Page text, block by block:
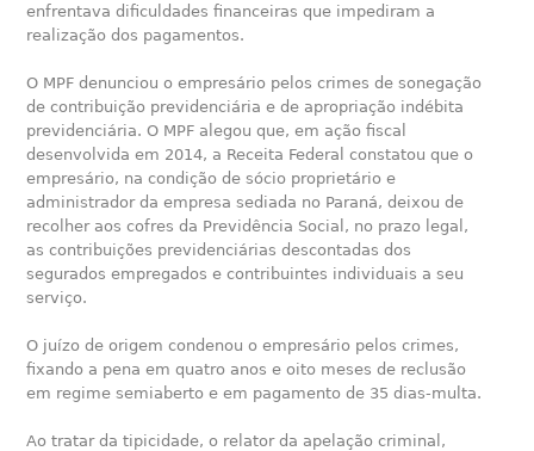
enfrentava dificuldades financeiras que impediram a
realização dos pagamentos.
O MPF denunciou o empresário pelos crimes de sonegação
de contribuição previdenciária e de apropriação indébita
previdenciária. O MPF alegou que, em ação fiscal
desenvolvida em 2014, a Receita Federal constatou que o
empresário, na condição de sócio proprietário e
administrador da empresa sediada no Paraná, deixou de
recolher aos cofres da Previdência Social, no prazo legal,
as contribuições previdenciárias descontadas dos
segurados empregados e contribuintes individuais a seu
serviço.
O juízo de origem condenou o empresário pelos crimes,
fixando a pena em quatro anos e oito meses de reclusão
em regime semiaberto e em pagamento de 35 dias-multa.
Ao tratar da tipicidade, o relator da apelação criminal,